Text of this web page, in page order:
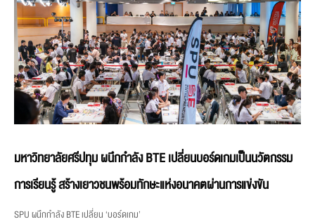
มหาวิทยาลัยศรีปทุม ผนึกกำลัง BTE เปลี่ยนบอร์ดเกมเป็นนวัตกรรม
การเรียนรู้ สร้างเยาวชนพร้อมทักษะแห่งอนาคตผ่านการแข่งขัน
SPU ผนึกกำลัง BTE เปลี่ยน ‘บอร์ดเกม’